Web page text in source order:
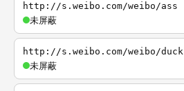
http://s.weibo.com/weibo/ass
未屏蔽
http://s.weibo.com/weibo/duck
未屏蔽